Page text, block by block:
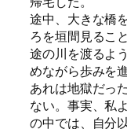
途中、大きな橋
ろを垣間見るこ
途の川を渡るよ
めながら歩みを
あれは地獄だっ
ない。事実、私
の中では、自分